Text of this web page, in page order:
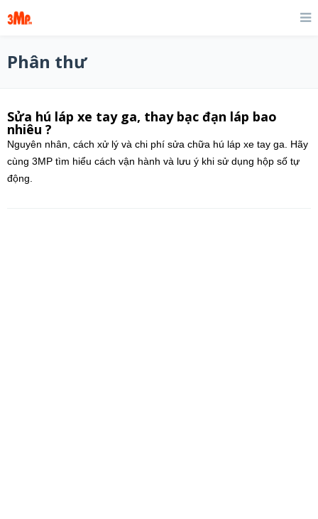
Phân thư
Sửa hú láp xe tay ga, thay bạc đạn láp bao
nhiêu ?
Nguyên nhân, cách xử lý và chi phí sửa chữa hú láp xe tay ga. Hãy
cùng 3MP tìm hiểu cách vận hành và lưu ý khi sử dụng hộp số tự
động.